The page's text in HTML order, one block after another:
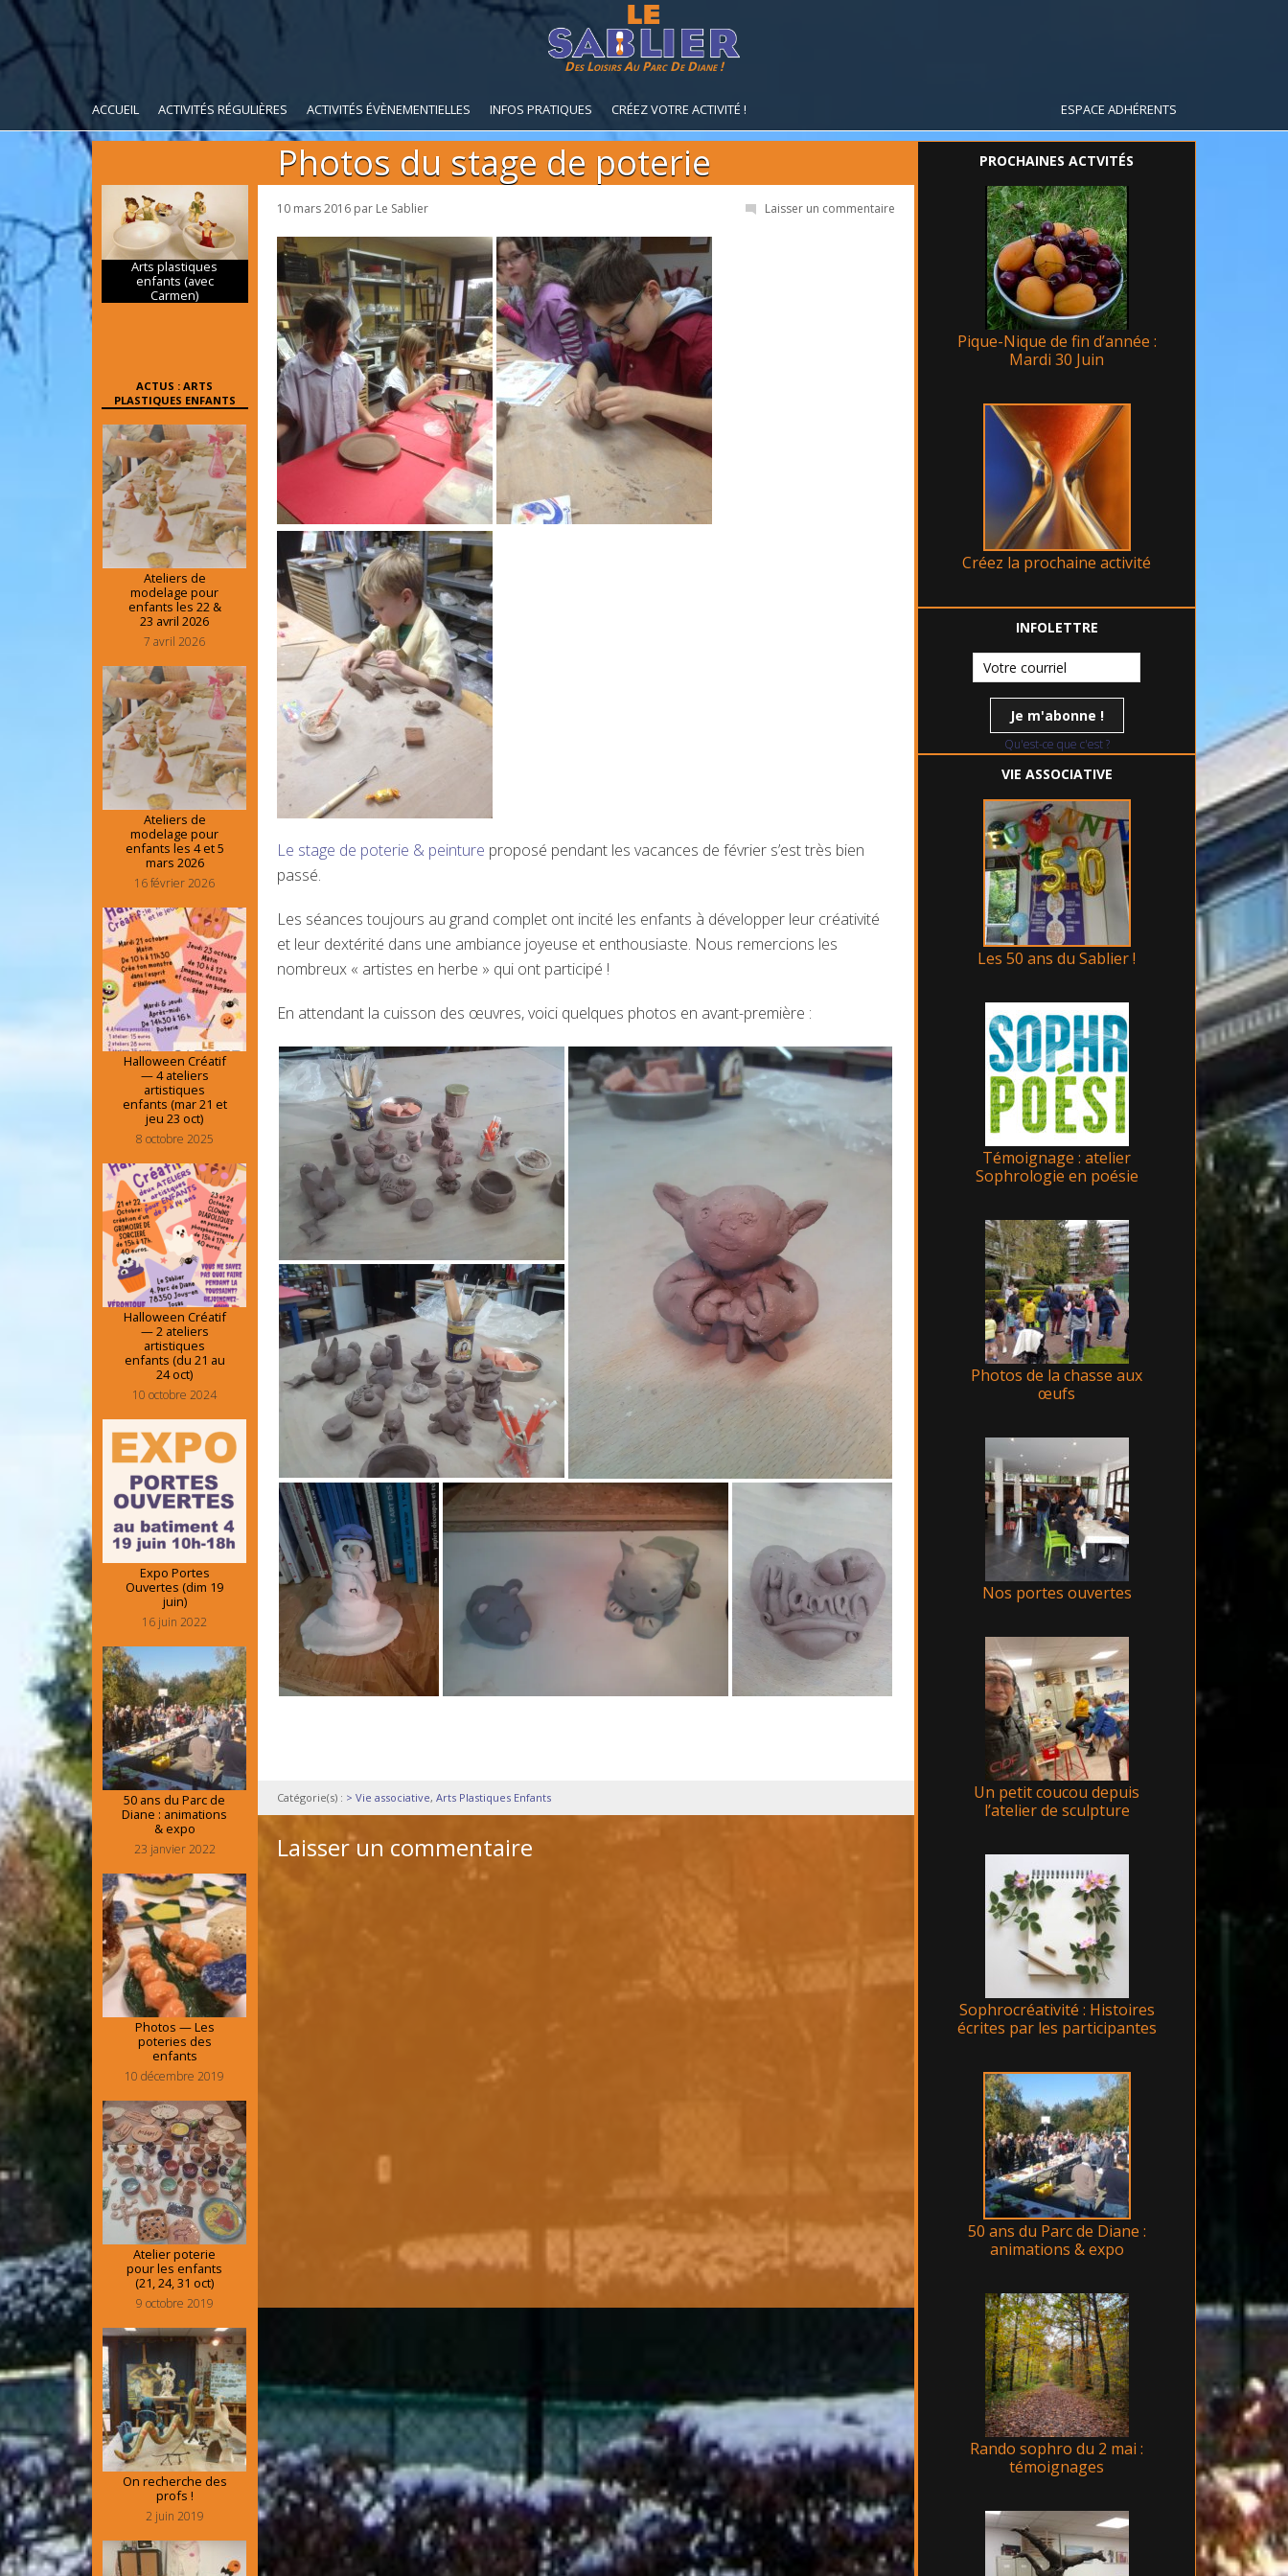
Des Loisirs Au Parc De Diane !
ACCUEIL ACTIVITÉS RÉGULIÈRES ACTIVITÉS ÉVÈNEMENTIELLES INFOS PRATIQUES CRÉEZ VOTRE ACTIVITÉ ! ESPACE ADHÉRENTS
Photos du stage de poterie
10 mars 2016par Le Sablier Laisser un commentaire
Le stage de poterie & peinture proposé pendant les vacances de février s’est très bien
passé.
Les séances toujours au grand complet ont incité les enfants à développer leur créativité
et leur dextérité dans une ambiance joyeuse et enthousiaste. Nous remercions les
nombreux « artistes en herbe » qui ont participé !
En attendant la cuisson des œuvres, voici quelques photos en avant-première :
Catégorie(s) : > Vie associative, Arts Plastiques Enfants
Laisser un commentaire
PROCHAINES ACTVITÉS
Pique-Nique de fin d’année :
Mardi 30 Juin
Créez la prochaine activité
INFOLETTRE
Qu'est-ce que c'est ?
VIE ASSOCIATIVE
Les 50 ans du Sablier !
Témoignage : atelier
Sophrologie en poésie
Photos de la chasse aux
œufs
Nos portes ouvertes
Un petit coucou depuis
l’atelier de sculpture
Sophrocréativité : Histoires
écrites par les participantes
50 ans du Parc de Diane :
animations & expo
Rando sophro du 2 mai :
témoignages
Arts plastiques
enfants (avec
Carmen)
ACTUS : ARTS
PLASTIQUES ENFANTS
Ateliers de
modelage pour
enfants les 22 &
23 avril 2026
7 avril 2026
Ateliers de
modelage pour
enfants les 4 et 5
mars 2026
16 février 2026
Halloween Créatif
— 4 ateliers
artistiques
enfants (mar 21 et
jeu 23 oct)
8 octobre 2025
Halloween Créatif
— 2 ateliers
artistiques
enfants (du 21 au
24 oct)
10 octobre 2024
Expo Portes
Ouvertes (dim 19
juin)
16 juin 2022
50 ans du Parc de
Diane : animations
& expo
23 janvier 2022
Photos — Les
poteries des
enfants
10 décembre 2019
Atelier poterie
pour les enfants
(21, 24, 31 oct)
9 octobre 2019
On recherche des
profs !
2 juin 2019